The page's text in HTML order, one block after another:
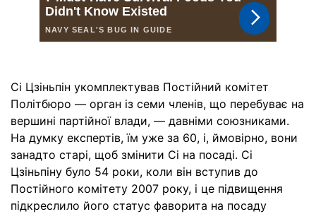
Сі Цзіньпін укомплектував Постійний комітет
Політбюро — орган із семи членів, що перебуває на
вершині партійної влади, — давніми союзниками.
На думку експертів, їм уже за 60, і, ймовірно, вони
занадто старі, щоб змінити Сі на посаді. Сі
Цзіньпіну було 54 роки, коли він вступив до
Постійного комітету 2007 року, і це підвищення
підкреслило його статус фаворита на посаду